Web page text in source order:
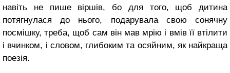
навіть не пише віршів, бо для того, щоб дитина
потягнулася до нього, подарувала свою сонячну
посмішку, треба, щоб сам він мав мрію і вмів її втілити
і вчинком, і словом, глибоким та осяйним, як найкраща
поезія.